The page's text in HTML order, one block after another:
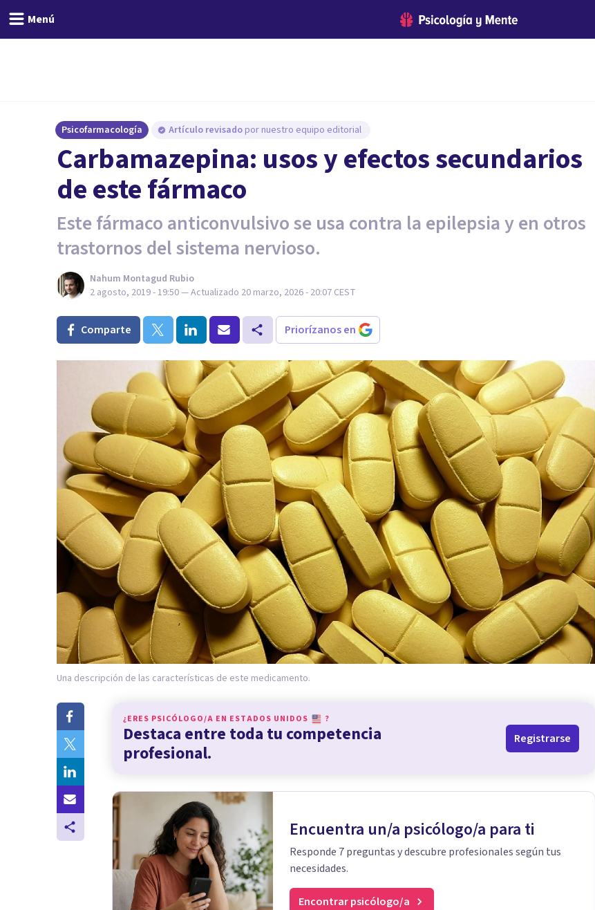
Menú
Psicofarmacología Artículo revisado por nuestro equipo editorial
Carbamazepina: usos y efectos secundarios
de este fármaco
Este fármaco anticonvulsivo se usa contra la epilepsia y en otros
trastornos del sistema nervioso.
Nahum Montagud Rubio
2 agosto, 2019 - 19:50— Actualizado 20 marzo, 2026 - 20:07 CEST
Comparte Priorízanos en
Una descripción de las características de este medicamento.
¿ERES PSICÓLOGO/A EN ESTADOS UNIDOS ?
Destaca entre toda tu competencia
profesional.
Registrarse
Encuentra un/a psicólogo/a para ti
Responde 7 preguntas y descubre profesionales según tus
necesidades.
Encontrar psicólogo/a